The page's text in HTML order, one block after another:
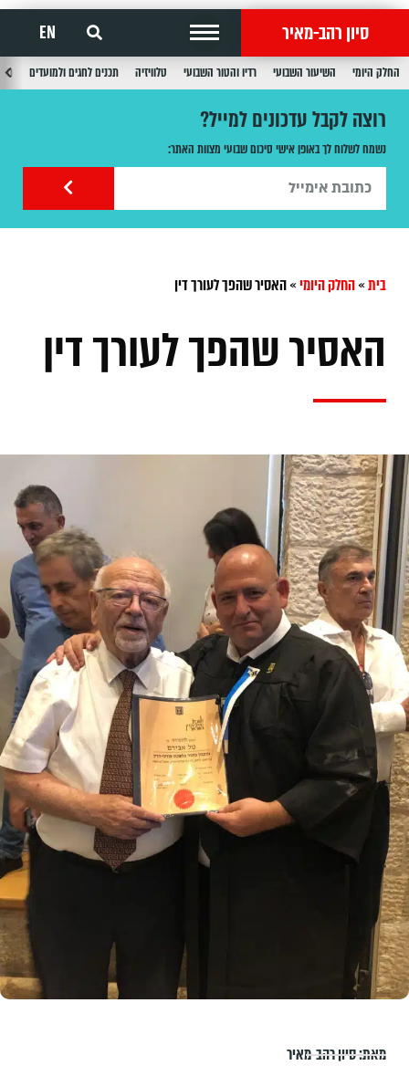
סיון רהב-מאיר EN
החלק היומי השיעור השבועי רדיו והטור השבועי טלוויזיה תכנים לחגים ולמועדים
רוצה לקבל עדכונים למייל?
נשמח לשלוח לך באופן אישי סיכום שבועי מצוות האתר:
בית»החלק היומי»האסיר שהפך לעורך דין
האסיר שהפך לעורך דין
מאת:סיון רהב-מאיר